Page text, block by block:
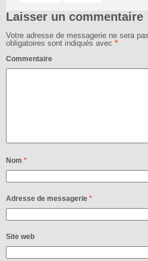
Laisser un commentaire
Votre adresse de messagerie ne sera
obligatoires sont indiqués avec *
Commentaire
Nom *
Adresse de messagerie *
Site web